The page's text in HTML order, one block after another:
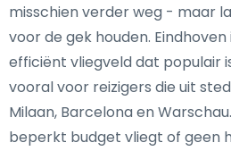
misschien verder weg - maar
voor de gek houden.
efficiënt vliegveld dat populair
vooral voor reizigers die uit
Milaan, Barcelona en
beperkt budget vliegt of geen